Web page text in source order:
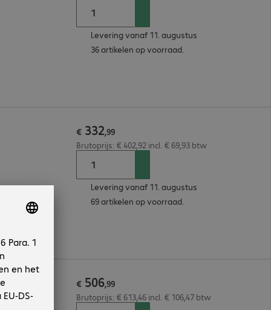
Levering vanaf 11. augustus
36 artikelen op voorraad.
€ 332,99
Brutoprijs: € 402,92 incl. € 69,93 btw
Levering vanaf 11. augustus
69 artikelen op voorraad.
€ 506,99
Brutoprijs: € 613,46 incl. € 106,47 btw